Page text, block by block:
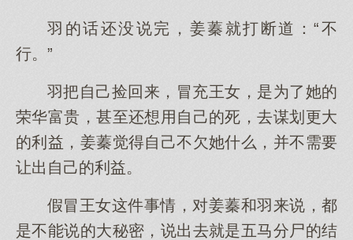
羽的话还没说完，姜蓁就打断道：“不
行。”
羽把自己捡回来，冒充王女，是为了她的
荣华富贵，甚至还想用自己的死，去谋划更大
的利益，姜蓁觉得自己不欠她什么，并不需要
让出自己的利益。
假冒王女这件事情，对姜蓁和羽来说，都
是不能说的大秘密，说出去就是五马分尸的结